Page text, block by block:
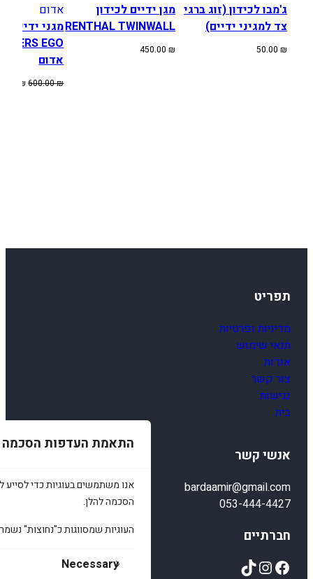
התאמת העדפות הסכמה
אנו משתמשים בעוגיות כדי לסייע
הסכמה להלן.
העוגיות שמסווגות כ"נחוצות"
Necessary
ג'מבו לכידון (זוג ברגי
צד למגיני ידיים)
50.00 ₪
מגן ידיים לכידון
RENTHAL TWINWALL
450.00₪
מגני ידיים
EGO
אדום
600.00₪
המחיר₪
תפריט
מדיניות ופרטיות
תנאי שימוש
אודות
צור קשר
נגישות
בית
אנשי קשר
bardaamir@gmail.com
053-444-4427
חברתיים
Facebook
Instagram
TikTok